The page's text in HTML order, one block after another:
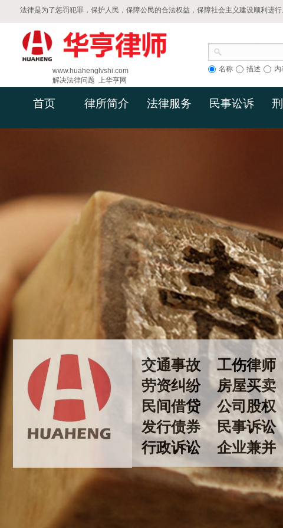
法律是为了惩罚犯罪，保护人民，保障公民的合法权益，保障社会主义建设顺利进
名称 描述 内
www.huahenglvshi.com
解决法律问题 上华亨网
首页 律所简介 法律服务 民事讼诉
交通事故 工伤律
劳资纠纷
房屋买
民间借贷公司股权
发行债券
民事诉
行政诉讼 企业兼